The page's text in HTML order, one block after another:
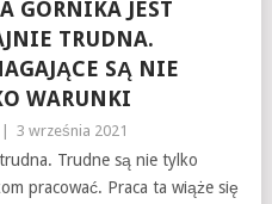
GÓRNIKA JEST
TRUDNA.
SĄ NIE
WARUNKI
3 września 2021
Trudne są nie tylko
pracować. Praca ta wiąże się